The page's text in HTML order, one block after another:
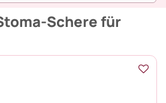
Schere für